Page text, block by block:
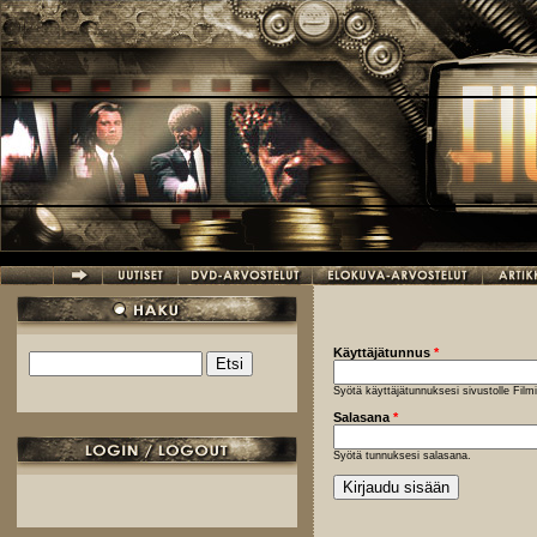
Hyppää pääsisältöön
Hakulomake
Käyttäjätunnus *
Syötä käyttäjätunnuksesi sivustolle
Salasana *
Syötä tunnuksesi salasana.